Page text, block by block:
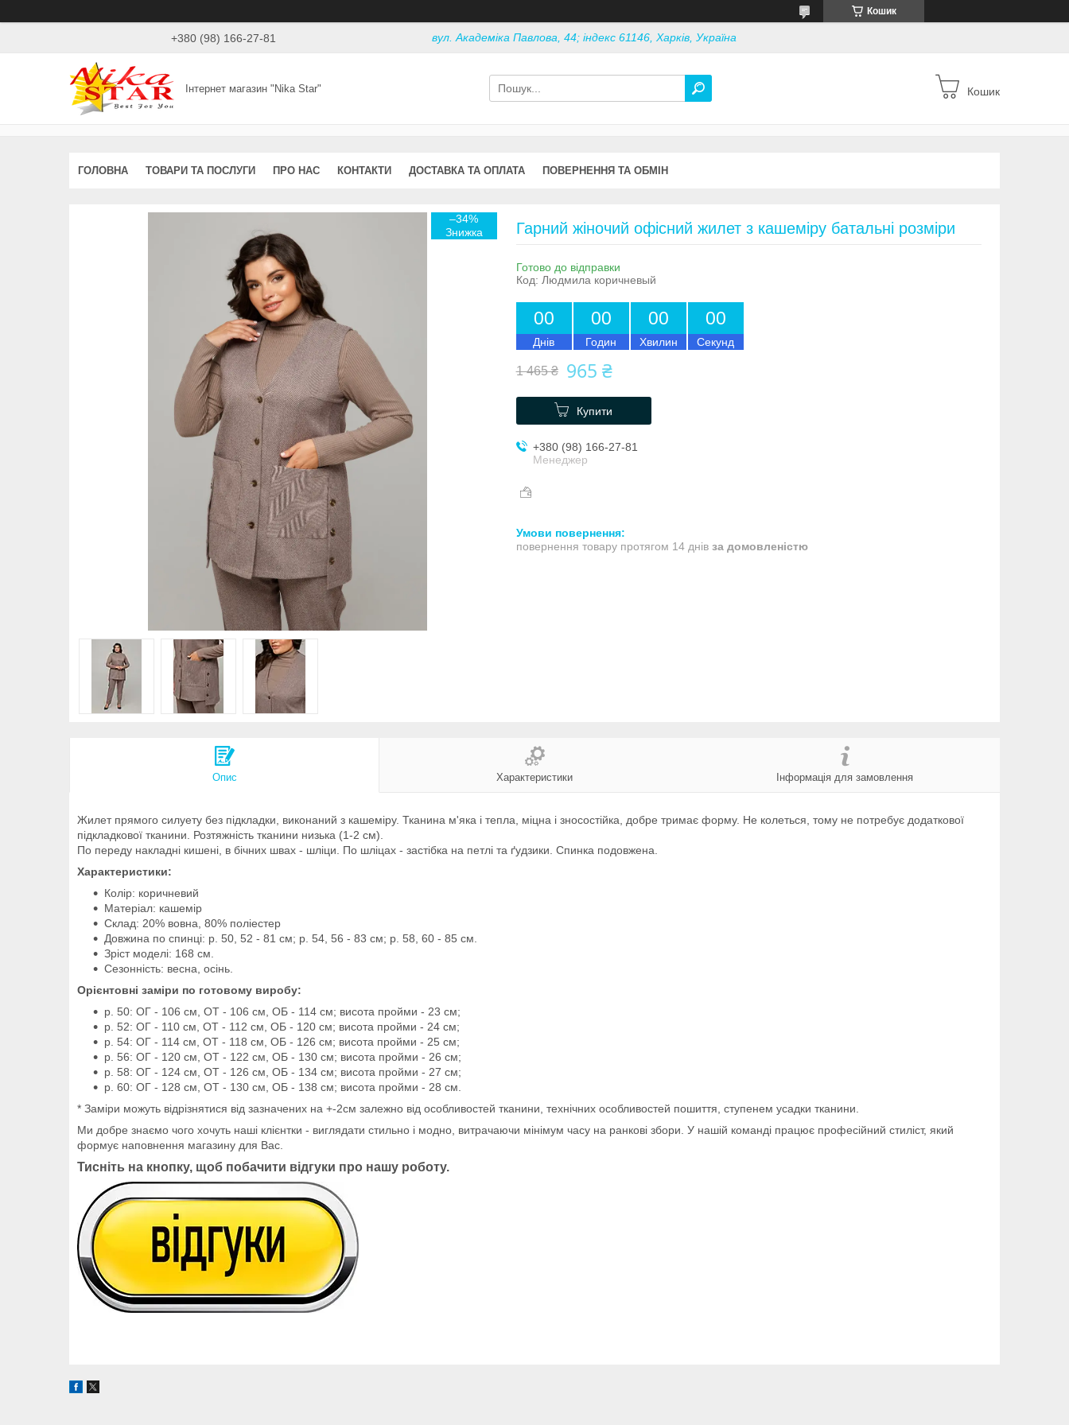
Кошик
+380 (98) 166-27-81 вул. Академіка Павлова, 44; індекс 61146, Харків, Україна
Інтернет магазин "Nika Star" Кошик
ГОЛОВНА ТОВАРИ ТА ПОСЛУГИ ПРО НАС КОНТАКТИ ДОСТАВКА ТА ОПЛАТА ПОВЕРНЕННЯ ТА ОБМІН
–34%
Гарний жіночий офісний жилет з кашеміру батальні розміри
Готово до відправки
Код: Людмила коричневый
00
Днів
00
Годин
00
Хвилин
00
Секунд
1 465 ₴ 965 ₴
Купити
+380 (98) 166-27-81
Менеджер
повернення товару протягом 14 днів за домовленістю
Опис Характеристики Інформація для замовлення
Жилет прямого силуету без підкладки, виконаний з кашеміру. Тканина м'яка і тепла, міцна і зносостійка, добре тримає форму. Не колеться, тому не потребує додаткової
підкладкової тканини. Розтяжність тканини низька (1-2 см).
По переду накладні кишені, в бічних швах - шліци. По шліцах - застібка на петлі та ґудзики. Спинка подовжена.
Характеристики:
Колір: коричневий
Матеріал: кашемір
Склад: 20% вовна, 80% поліестер
Довжина по спинці: р. 50, 52 - 81 см; р. 54, 56 - 83 см; р. 58, 60 - 85 см.
Зріст моделі: 168 см.
Сезонність: весна, осінь.
Орієнтовні заміри по готовому виробу:
р. 50: ОГ - 106 см, ОТ - 106 см, ОБ - 114 см; висота пройми - 23 см;
р. 52: ОГ - 110 см, ОТ - 112 см, ОБ - 120 см; висота пройми - 24 см;
р. 54: ОГ - 114 см, ОТ - 118 см, ОБ - 126 см; висота пройми - 25 см;
р. 56: ОГ - 120 см, ОТ - 122 см, ОБ - 130 см; висота пройми - 26 см;
р. 58: ОГ - 124 см, ОТ - 126 см, ОБ - 134 см; висота пройми - 27 см;
р. 60: ОГ - 128 см, ОТ - 130 см, ОБ - 138 см; висота пройми - 28 см.
* Заміри можуть відрізнятися від зазначених на +-2см залежно від особливостей тканини, технічних особливостей пошиття, ступенем усадки тканини.
Ми добре знаємо чого хочуть наші клієнтки - виглядати стильно і модно, витрачаючи мінімум часу на ранкові збори. У нашій команді працює професійний стиліст, який
формує наповнення магазину для Вас.
Тисніть на кнопку, щоб побачити відгуки про нашу роботу.